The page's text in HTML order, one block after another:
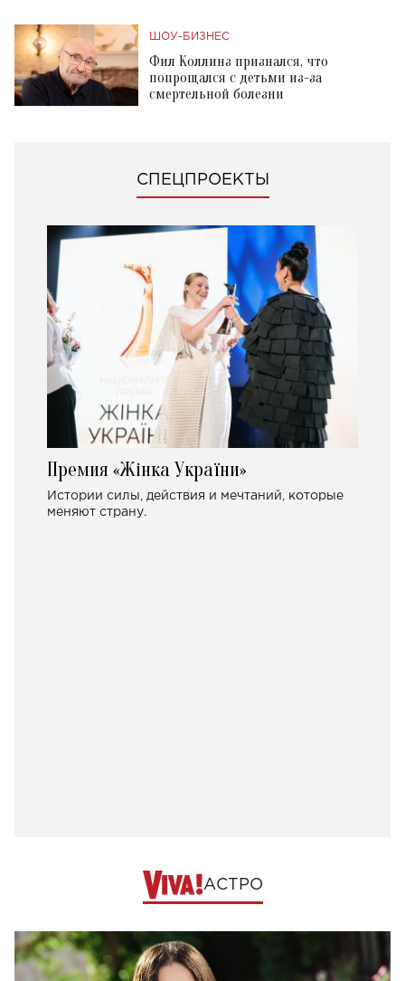
ШОУ-БИЗНЕС
Фил Коллинз признался, что
попрощался с детьми из-за
смертельной болезни
СПЕЦПРОЕКТЫ
Премия «Жінка України»
Истории силы, действия и мечтаний, которые
меняют страну.
АСТРО